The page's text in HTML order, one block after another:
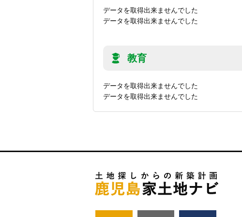
データを取得出来ませんでした
データを取得出来ませんでした
教育
データを取得出来ませんでした
データを取得出来ませんでした